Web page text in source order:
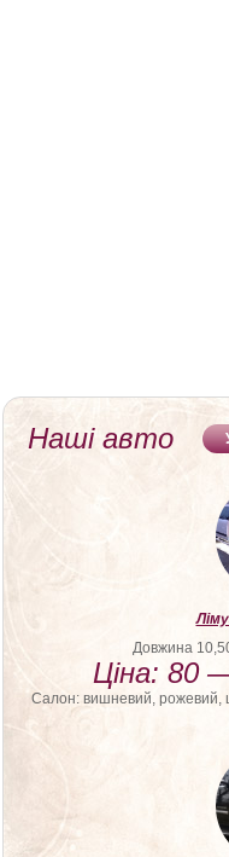
Наші авто
Довжина
Ціна: 80
Салон: вишневий, рожевий,